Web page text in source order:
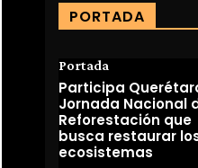
PORTADA
Portada
Participa
Jornada Nacional
Reforestación que
busca restaurar
ecosistemas